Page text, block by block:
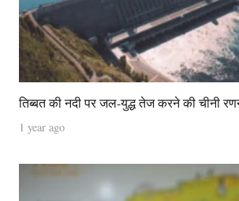
तिब्बत की नदी पर जल-युद्ध तेज करने की चीनी
1 year ago